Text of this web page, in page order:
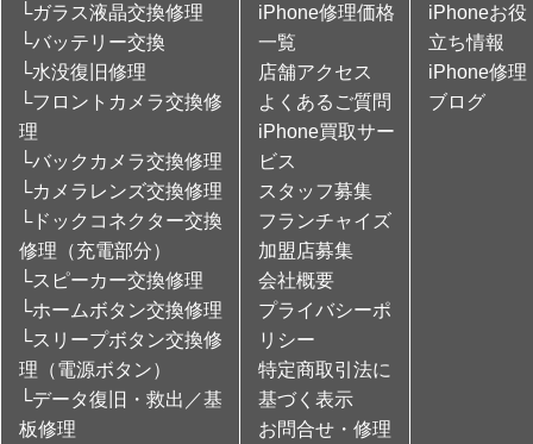
└ガラス液晶交換修理
└バッテリー交換
└水没復旧修理
└フロントカメラ交換修
理
└バックカメラ交換修理
└カメラレンズ交換修理
└ドックコネクター交換
修理（充電部分）
└スピーカー交換修理
└ホームボタン交換修理
└スリープボタン交換修
理（電源ボタン）
└データ復旧・救出／基
板修理
iPhone修理価格
一覧
店舗アクセス
よくあるご質問
iPhone買取サー
ビス
スタッフ募集
フランチャイズ
加盟店募集
会社概要
プライバシーポ
リシー
特定商取引法に
基づく表示
お問合せ・修理
iPhoneお役
立ち情報
iPhone修理
ブログ